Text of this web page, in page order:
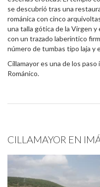
se descubrió tras una
románica con cinco
una talla gótica de la Virgen y
con un trazado laberintico
número de tumbas tipo laja y
Cillamayor es una de los
Románico.
CILLAMAYOR EN